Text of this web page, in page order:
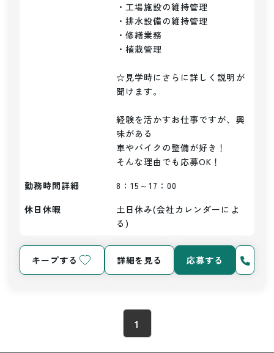
・工場施設の維持管理
・排水設備の維持管理
・修繕業務
・植栽管理
☆見学時にさらに詳しく説明が
聞けます。
経験を活かすお仕事ですが、興
味がある
車やバイクの整備が好き！
そんな理由でも応募OK！
勤務時間詳細
8：15～17：00
休日休暇
土日休み(会社カレンダーによ
る)
キープする 詳細を見る 応募する
1